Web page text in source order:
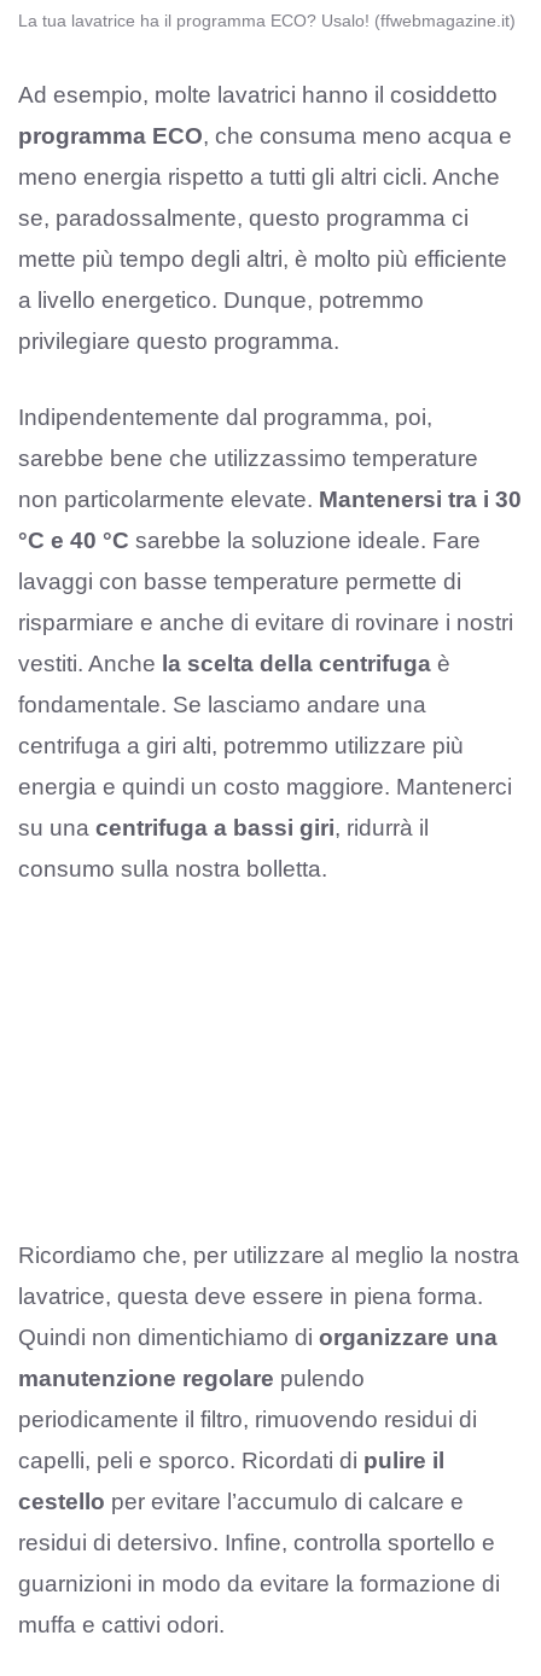
La tua lavatrice ha il programma ECO? Usalo! (ffwebmagazine.it)
Ad esempio, molte lavatrici hanno il cosiddetto
programma ECO, che consuma meno acqua e
meno energia rispetto a tutti gli altri cicli. Anche
se, paradossalmente, questo programma ci
mette più tempo degli altri, è molto più efficiente
a livello energetico. Dunque, potremmo
privilegiare questo programma.
Indipendentemente dal programma, poi,
sarebbe bene che utilizzassimo temperature
non particolarmente elevate. Mantenersi tra i 30
°C e 40 °C sarebbe la soluzione ideale. Fare
lavaggi con basse temperature permette di
risparmiare e anche di evitare di rovinare i nostri
vestiti. Anche la scelta della centrifuga è
fondamentale. Se lasciamo andare una
centrifuga a giri alti, potremmo utilizzare più
energia e quindi un costo maggiore. Mantenerci
su una centrifuga a bassi giri, ridurrà il
consumo sulla nostra bolletta.
Ricordiamo che, per utilizzare al meglio la nostra
lavatrice, questa deve essere in piena forma.
Quindi non dimentichiamo di organizzare una
manutenzione regolare pulendo
periodicamente il filtro, rimuovendo residui di
capelli, peli e sporco. Ricordati di pulire il
cestello per evitare l’accumulo di calcare e
residui di detersivo. Infine, controlla sportello e
guarnizioni in modo da evitare la formazione di
muffa e cattivi odori.